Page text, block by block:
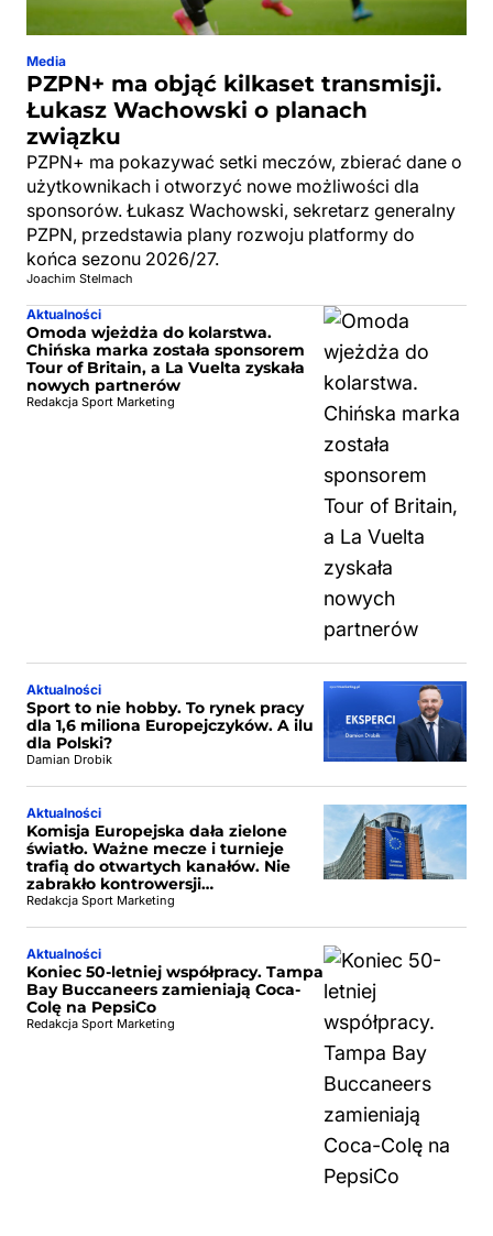
Media
PZPN+ ma objąć kilkaset transmisji.
Łukasz Wachowski o planach
związku
PZPN+ ma pokazywać setki meczów, zbierać dane o
użytkownikach i otworzyć nowe możliwości dla
sponsorów. Łukasz Wachowski, sekretarz generalny
PZPN, przedstawia plany rozwoju platformy do
końca sezonu 2026/27.
Joachim Stelmach
Aktualności
Omoda wjeżdża do kolarstwa.
Chińska marka została sponsorem
Tour of Britain, a La Vuelta zyskała
nowych partnerów
Redakcja Sport Marketing
Aktualności
Sport to nie hobby. To rynek pracy
dla 1,6 miliona Europejczyków. A ilu
dla Polski?
Damian Drobik
Aktualności
Komisja Europejska dała zielone
światło. Ważne mecze i turnieje
trafią do otwartych kanałów. Nie
zabrakło kontrowersji…
Redakcja Sport Marketing
Aktualności
Koniec 50-letniej współpracy. Tampa
Bay Buccaneers zamieniają Coca-
Colę na PepsiCo
Redakcja Sport Marketing